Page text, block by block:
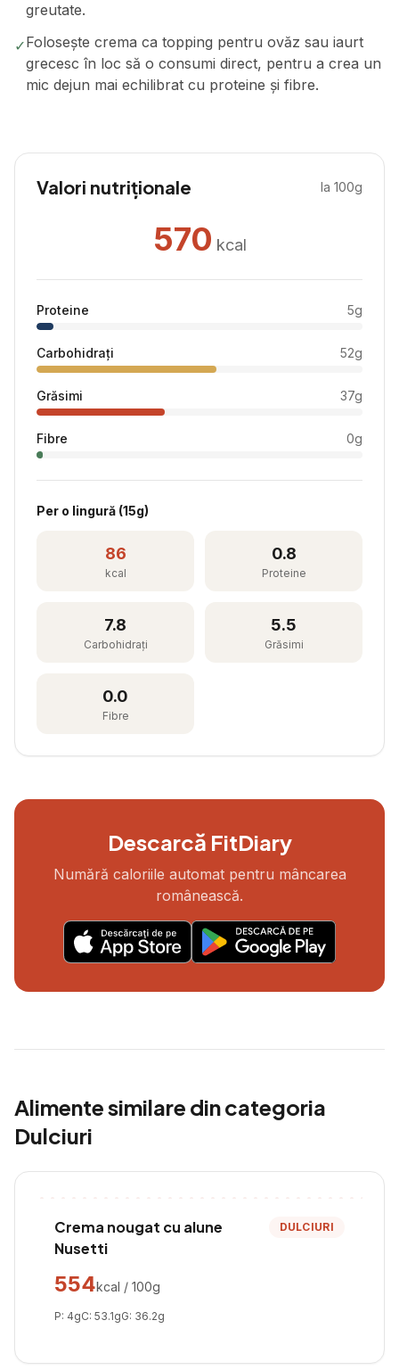
greutate.
✓Folosește crema ca topping pentru ovăz sau iaurt
grecesc în loc să o consumi direct, pentru a crea un
mic dejun mai echilibrat cu proteine și fibre.
Valori nutriționale la 100g
570 kcal
Proteine 5g
Carbohidrați 52g
Grăsimi 37g
Fibre 0g
Per o lingură (15g)
86
kcal
0.8
Proteine
7.8
Carbohidrați
5.5
Grăsimi
0.0
Fibre
Descarcă FitDiary
Numără caloriile automat pentru mâncarea
românească.
Alimente similare din categoria
Dulciuri
Crema nougat cu alune
Nusetti
DULCIURI
554kcal / 100g
P: 4gC: 53.1gG: 36.2g